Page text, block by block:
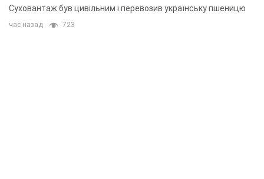
Суховантаж був цивільним і перевозив українську пшеницю
час назад 723